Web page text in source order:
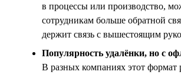
в процессы или производство,
сотрудникам больше обратной
держит связь с вышестоящим
Популярность удалёнки, но с
В разных компаниях этот формат